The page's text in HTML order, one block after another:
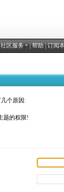
社区服务 |帮助|订阅
个原因:
题的权限!